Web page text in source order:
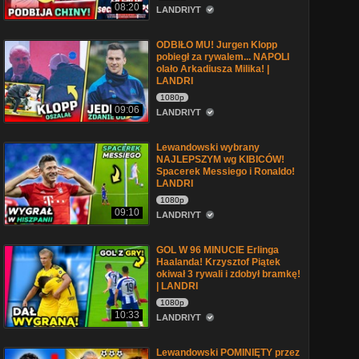
08:20 LANDRIYT
09:06
ODBIŁO MU! Jurgen Klopp
pobiegł za rywalem... NAPOLI
olało Arkadiusza Milika! |
LANDRI
1080p
LANDRIYT
09:10
Lewandowski wybrany
NAJLEPSZYM wg KIBICÓW!
Spacerek Messiego i Ronaldo!
LANDRI
1080p
LANDRIYT
10:33
GOL W 96 MINUCIE Erlinga
Haalanda! Krzysztof Piątek
okiwał 3 rywali i zdobył bramkę!
| LANDRI
1080p
LANDRIYT
Lewandowski POMINIĘTY przez